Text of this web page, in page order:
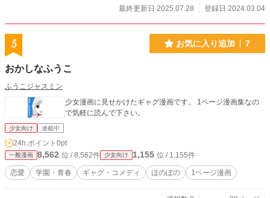
最終更新日 2025.07.28
登録日 2024.03.04
5 お気に入り追加 7
おかしなふうこ
ふうこジャスミン
少女漫画に見せかけたギャグ漫画です。 1ページ漫画集なの
で気軽に読んで下さい。
少女向け 連載中
24h.ポイント 0pt
一般漫画 8,562 位 / 8,562件 少女向け 1,155 位 / 1,155件
恋愛 学園・青春 ギャグ・コメディ ほのぼの 1ページ漫画